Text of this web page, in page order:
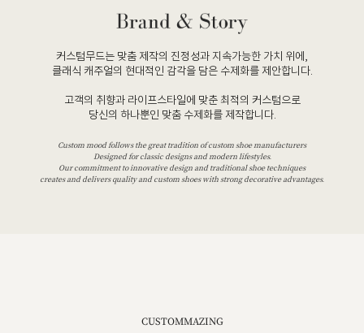
커스텀무드는 맞춤 제작의 진정성과 지속가능한 가치 위에,
클래식 캐주얼의 현대적인 감각을 담은 수제화를 제안합니다.
고객의 취향과 라이프스타일에 맞춘 최적의 커스텀으로
당신의 하나뿐인 맞춤 수제화를 제작합니다.
Custom mood follows the great tradition of custom shoe manufacturers
Designed for classic designs and modern lifestyles.
Our commitment to innovative design and traditional shoe techniques
creates and delivers quality and custom shoes with strong decorative advantages.
CUSTOMMAZING